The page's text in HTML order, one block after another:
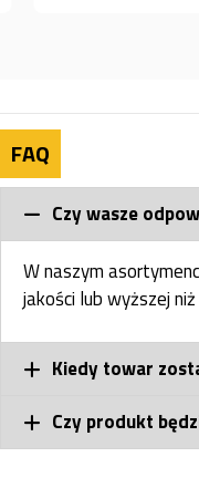
FAQ
Czy wasze
W naszym
jakości lub wyższej
Kiedy towar
Czy produkt